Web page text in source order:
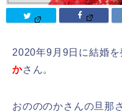
2020年9月9日に結婚を
かさん。
おのののかさんの旦那